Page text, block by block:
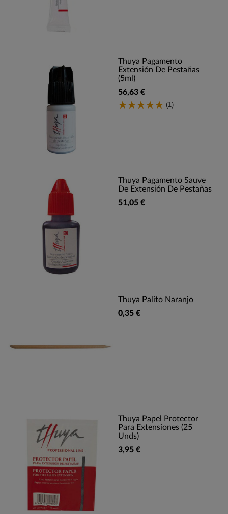
Thuya Pagamento
Extensión De Pestañas
(5ml)
56,63 €
(1)
Thuya Pagamento Sauve
De Extensión De Pestañas
51,05 €
Thuya Palito Naranjo
0,35 €
Thuya Papel Protector
Para Extensiones (25
Unds)
3,95 €